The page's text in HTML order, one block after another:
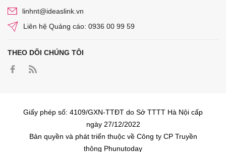
linhnt@ideaslink.vn
Liên hệ Quảng cáo: 0936 00 99 59
THEO DÕI CHÚNG TÔI
Giấy phép số: 4109/GXN-TTĐT do Sở TTTT Hà Nội cấp
ngày 27/12/2022
Bản quyền và phát triển thuộc về Công ty CP Truyền
thông Phunutoday